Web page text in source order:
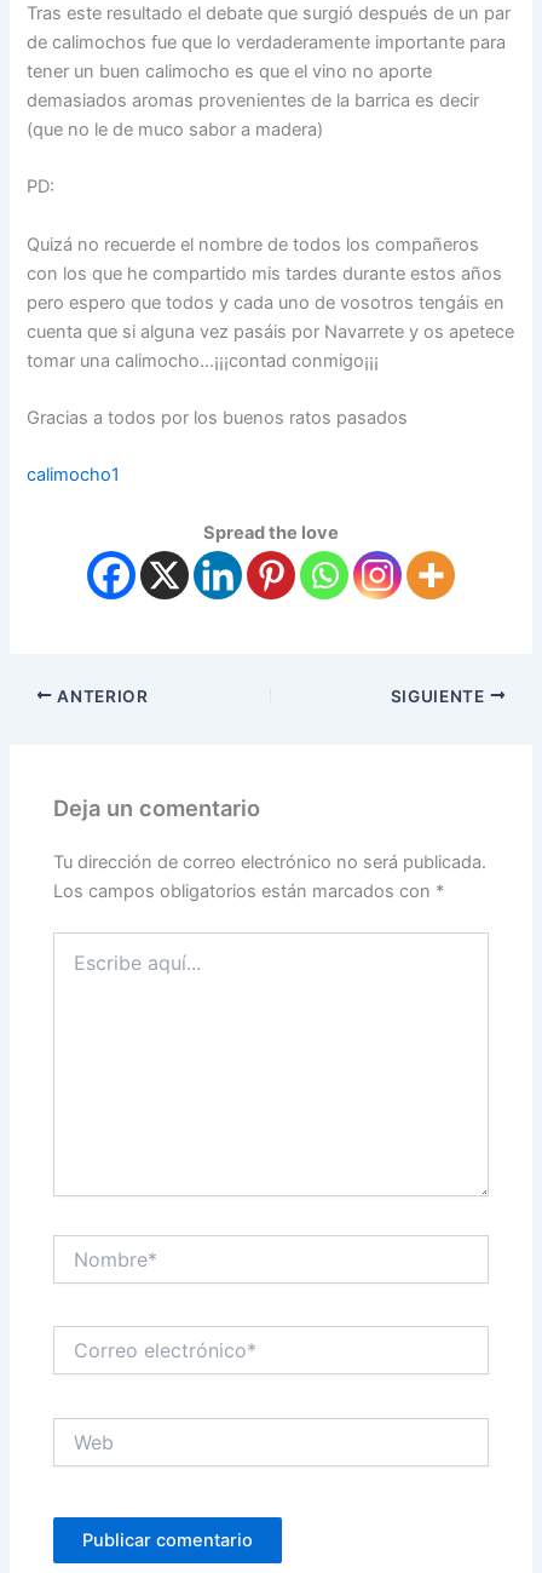
Tras este resultado el debate que surgió después de un par
de calimochos fue que lo verdaderamente importante para
tener un buen calimocho es que el vino no aporte
demasiados aromas provenientes de la barrica es decir
(que no le de muco sabor a madera)
PD:
Quizá no recuerde el nombre de todos los compañeros
con los que he compartido mis tardes durante estos años
pero espero que todos y cada uno de vosotros tengáis en
cuenta que si alguna vez pasáis por Navarrete y os apetece
tomar una calimocho…¡¡¡contad conmigo¡¡¡
Gracias a todos por los buenos ratos pasados
calimocho1
Spread the love
ANTERIOR SIGUIENTE
Deja un comentario
Tu dirección de correo electrónico no será publicada.
Los campos obligatorios están marcados con *
aquí...
electrónico*